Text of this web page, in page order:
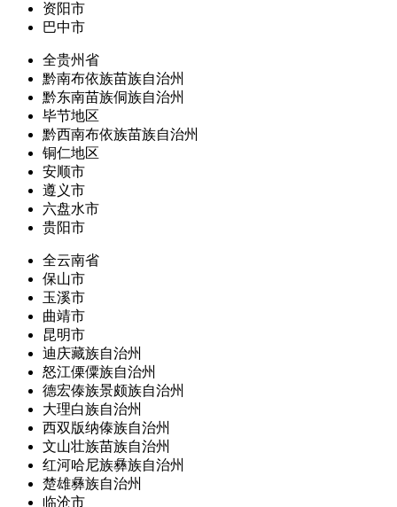
资阳市
巴中市
全贵州省
黔南布依族苗族自治州
黔东南苗族侗族自治州
毕节地区
黔西南布依族苗族自治州
铜仁地区
安顺市
遵义市
六盘水市
贵阳市
全云南省
保山市
玉溪市
曲靖市
昆明市
迪庆藏族自治州
怒江傈僳族自治州
德宏傣族景颇族自治州
大理白族自治州
西双版纳傣族自治州
文山壮族苗族自治州
红河哈尼族彝族自治州
楚雄彝族自治州
临沧市